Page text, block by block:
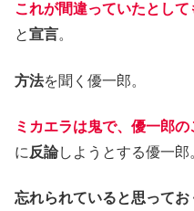
これが間違っていたとし
と宣言。
方法を聞く優一郎。
ミカエラは鬼で、優一郎
に 反論しようとする優一郎
忘れられていると思ってお